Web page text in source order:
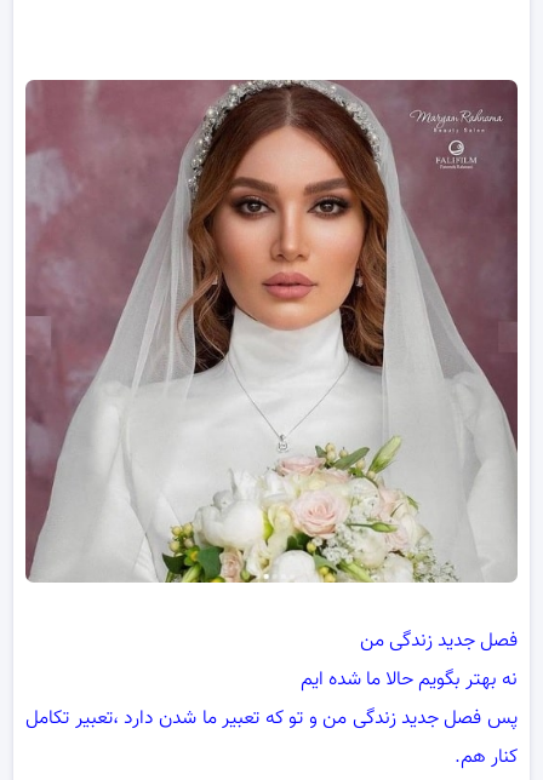
فصل جدید زندگی من
نه بهتر بگویم حالا ما شده ایم
پس فصل جدید زندگی من و تو که تعبیر ما شدن دارد ،تعبیر تکامل
کنار هم.